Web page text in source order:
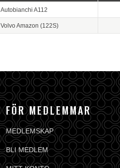
Autobianchi A112
Volvo Amazon (122S)
FÖR MEDLEMMAR
MEDLEMSKAP
BLI MEDLEM